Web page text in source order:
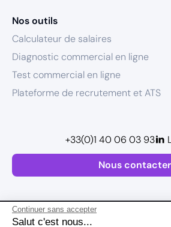
Continuer sans accepter
Salut c'est nous...
Nos outils
Calculateur de salaires
Diagnostic commercial en ligne
Test commercial en ligne
Plateforme de recrutement et ATS
Nous contacter
+33(0)1 40 06 03 93